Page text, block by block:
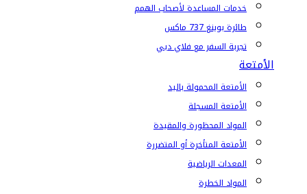
خدمات المساعدة لأصحاب الهمم
طائرة بوينغ 737 ماكس
تجربة السفر مع فلاي دبي
الأمتعة
الأمتعة المحمولة باليد
الأمتعة المسجلة
المواد المحظورة والمقيدة
الأمتعة المتأخرة أو المتضررة
المعدات الرياضية
المواد الخطرة